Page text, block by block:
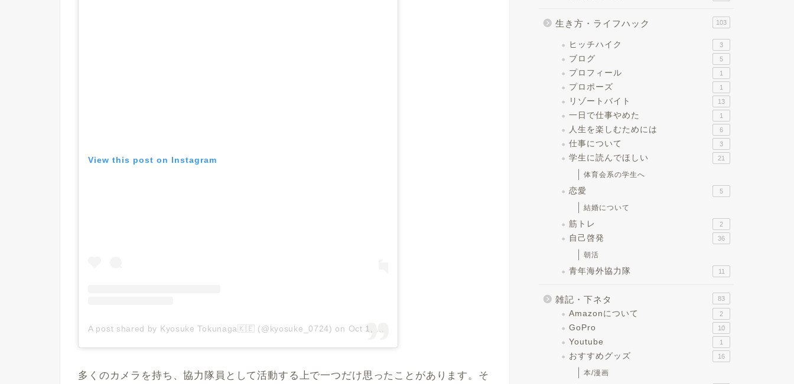
View this post on Instagram
A post shared by Kyosuke Tokunaga🇰🇪 (@kyosuke_0724) on Oct 1, 2017 at 11:59pm PDT
多くのカメラを持ち、協力隊員として活動する上で一つだけ思ったことがあります。そ
生き方・ライフハック 103
ヒッチハイク 3
ブログ 5
プロフィール 1
プロポーズ 1
リゾートバイト 13
一日で仕事やめた 1
人生を楽しむためには 6
仕事について 3
学生に読んでほしい 21
体育会系の学生へ
恋愛 5
結婚について
筋トレ 2
自己啓発 36
朝活
青年海外協力隊 11
雑記・下ネタ 83
Amazonについて 2
GoPro 10
Youtube 1
おすすめグッズ 16
本/漫画